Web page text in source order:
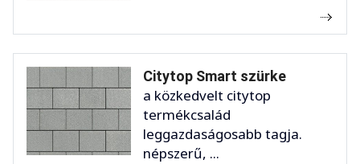
Citytop Smart szürke
a közkedvelt citytop
termékcsalád
leggazdaságosabb tagja.
népszerű, ...